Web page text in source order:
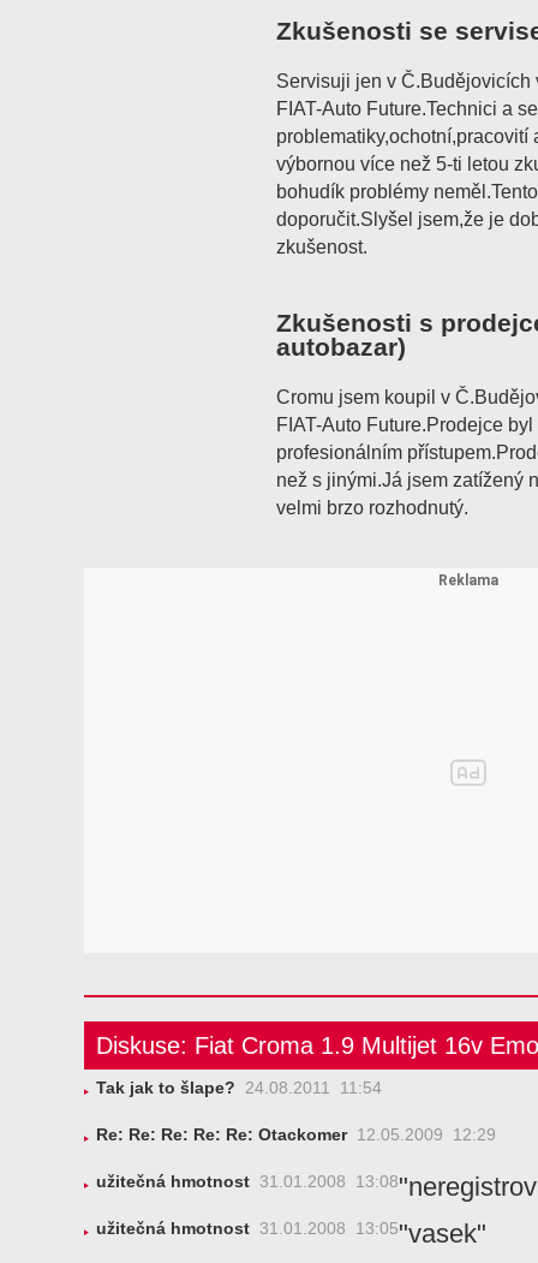
Zkušenosti se
Servisuji jen v Č.Budějovicích
FIAT-Auto Future.Technici a
problematiky,ochotní,pracovití
výbornou více než 5-ti letou
bohudík problémy
doporučit.Slyšel jsem,že je
zkušenost.
Zkušenosti s
autobazar)
Cromu jsem koupil v
FIAT-Auto Future.Prodejce
profesionálním
než s jinými.Já jsem zatížený
velmi brzo rozhodnutý.
Diskuse: Fiat Croma 1.9 Multijet 16v
Tak jak to šlape? 24.08.2011 11:54
Re: Re: Re: Re: Re: Otackomer 12.05.2009 12:29
užitečná hmotnost 31.01.2008 13:08
užitečná hmotnost 31.01.2008 13:05"vasek"